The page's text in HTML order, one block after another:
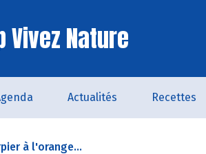
Vivez Nature
Actualités Recettes
à l'orange...